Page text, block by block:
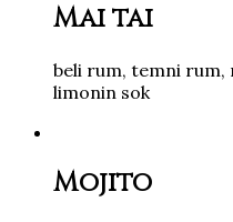
Mai tai
beli rum, temni rum,
limonin sok
Mojito